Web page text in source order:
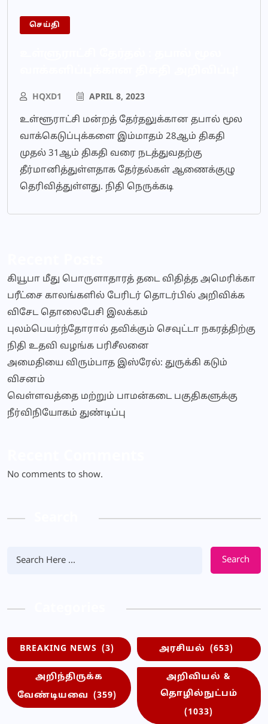
செய்தி
HQXD1 APRIL 8, 2023
உள்ளூராட்சி மன்றத் தேர்தலுக்கான தபால் மூல
வாக்கெடுப்புக்களை இம்மாதம் 28ஆம் திகதி
முதல் 31ஆம் திகதி வரை நடத்துவதற்கு
தீர்மானித்துள்ளதாக தேர்தல்கள் ஆணைக்குழு
தெரிவித்துள்ளது. நிதி நெருக்கடி
கியூபா மீது பொருளாதாரத் தடை விதித்த அமெரிக்கா
பரீட்சை காலங்களில் பேரிடர் தொடர்பில் அறிவிக்க
விசேட தொலைபேசி இலக்கம்
புலம்பெயர்ந்தோரால் தவிக்கும் செவுட்டா நகரத்திற்கு
நிதி உதவி வழங்க பரிசீலனை
அமைதியை விரும்பாத இஸ்ரேல்: துருக்கி கடும்
விசனம்
வெள்ளவத்தை மற்றும் பாமன்கடை பகுதிகளுக்கு
நீர்விநியோகம் துண்டிப்பு
No comments to show.
Search
BREAKING NEWS (3) அரசியல் (653)
அறிந்திருக்க
வேண்டியவை (359)
அறிவியல் &
தொழில்நுட்பம்
(1033)